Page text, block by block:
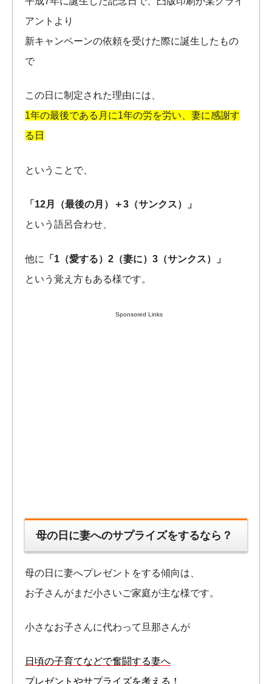
アントより
新キャンペーンの依頼を受けた際に誕生したもの
で
この日に制定された理由には、
1年の最後である月に1年の労を労い、妻に感謝す
る日
ということで、
「12月（最後の月）＋3（サンクス）」
という語呂合わせ、
他に
「1（愛する）2（妻に）3（サンクス）」
という覚え方もある様です。
Sponsored Links
母の日に妻へのサプライズをするなら？
母の日に妻へプレゼントをする傾向は、
お子さんがまだ小さいご家庭が主な様です。
小さなお子さんに代わって旦那さんが
日頃の子育てなどで奮闘する妻へ
プレゼントやサプライズを考える！